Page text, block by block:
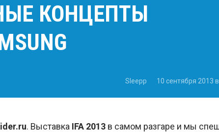
КОНЦЕПТЫ
Sleepp 10 сентября 2013
ru. Выставка IFA 2013в самом разгаре и мы